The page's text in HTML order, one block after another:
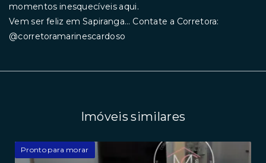
momentos inesquecíveis aqui.
Vem ser feliz em Sapiranga... Contate a Corretora:
@corretoramarinescardoso
Imóveis similares
Pronto para morar